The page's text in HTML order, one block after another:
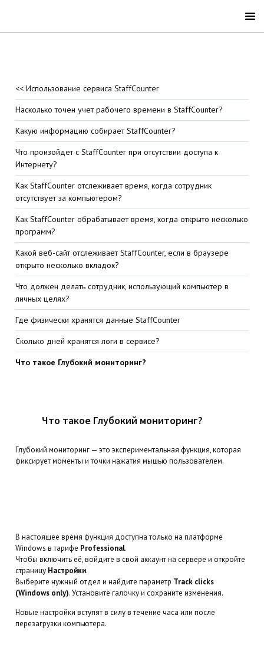
<< Использование сервиса StaffCounter
Насколько точен учет рабочего времени в StaffCounter?
Какую информацию собирает StaffCounter?
Что произойдет с StaffCounter при отсутствии доступа к
Интернету?
Как StaffCounter отслеживает время, когда сотрудник
отсутствует за компьютером?
Как StaffCounter обрабатывает время, когда открыто несколько
программ?
Какой веб-сайт отслеживает StaffCounter, если в браузере
открыто несколько вкладок?
Что должен делать сотрудник, использующий компьютер в
личных целях?
Где физически хранятся данные StaffCounter
Сколько дней хранятся логи в сервисе?
Что такое Глубокий мониторинг?
Что такое Глубокий мониторинг?
Глубокий мониторинг — это экспериментальная функция, которая
фиксирует моменты и точки нажатия мышью пользователем.
В настоящее время функция доступна только на платформе
Windows в тарифе Professional.
Чтобы включить её, войдите в свой аккаунт на сервере и откройте
страницу Настройки.
Выберите нужный отдел и найдите параметр Track clicks
(Windows only). Установите галочку и сохраните изменения.
Новые настройки вступят в силу в течение часа или после
перезагрузки компьютера.